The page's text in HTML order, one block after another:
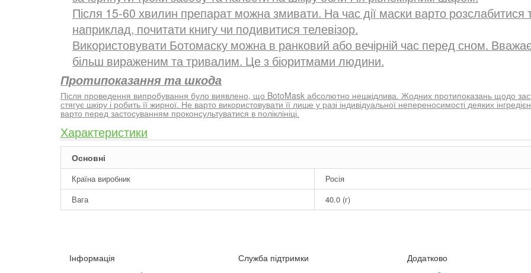
Після 15-60 хвилин препарат можна змивати. На час дії маски варто
наприклад, почитати книгу чи подивитися телевізор.
Використовувати Ботомаску можна в ранковий або вечірній час перед сном.
більш вираженим та тривалим. Це з біоритмами людини.
Протипоказання та шкода
Після проведення випробування було виявлено, що BotoMask абсолютно нешкідлива. Жодних протипоказань щодо
стягує шкіру і робить її жирної. Не варто використовувати її лише у разі індивідуальної непереносимості деяких
варто перед застосуванням проконсультуватися в поліклініці.
Характеристики
Основні
Країна виробник
Росія
Вага
40.0 (г)
Інформація Служба підтримки Додатково